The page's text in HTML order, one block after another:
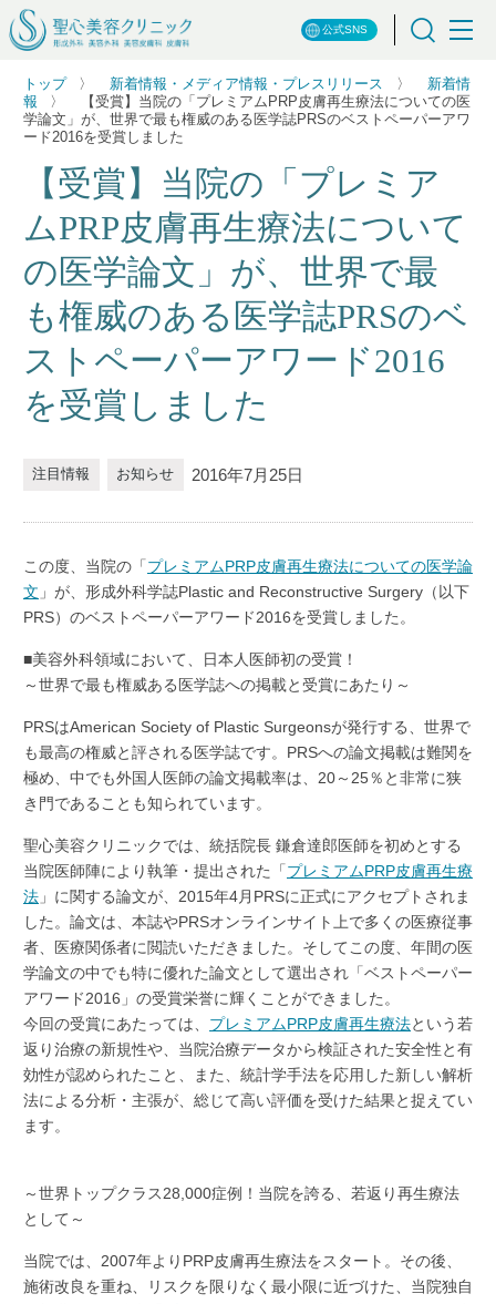
公式SNS
トップ 新着情報・メディア情報・プレスリリース
新着情
報
【受賞】当院の「プレミアムPRP皮膚再生療法についての医
学論文」が、世界で最も権威のある医学誌PRSのベストペーパーアワ
ード2016を受賞しました
【受賞】当院の「プレミア
ムPRP皮膚再生療法について
の医学論文」が、世界で最
も権威のある医学誌PRSのベ
ストペーパーアワード2016
を受賞しました
注目情報 お知らせ 2016年7月25日
この度、当院の「プレミアムPRP皮膚再生療法についての医学論
文 」が、形成外科学誌Plastic and Reconstructive Surgery（以下
PRS）のベストペーパーアワード2016を受賞しました。
■美容外科領域において、日本人医師初の受賞！
～世界で最も権威ある医学誌への掲載と受賞にあたり～
PRSはAmerican Society of Plastic Surgeonsが発行する、世界で
も最高の権威と評される医学誌です。PRSへの論文掲載は難関を
極め、中でも外国人医師の論文掲載率は、20～25％と非常に狭
き門であることも知られています。
聖心美容クリニックでは、統括院長 鎌倉達郎医師を初めとする
当院医師陣により執筆・提出された「プレミアムPRP皮膚再生療
法 」に関する論文が、2015年4月PRSに正式にアクセプトされま
した。論文は、本誌やPRSオンラインサイト上で多くの医療従事
者、医療関係者に閲読いただきました。そしてこの度、年間の医
学論文の中でも特に優れた論文として選出され「ベストペーパー
アワード2016」の受賞栄誉に輝くことができました。
今回の受賞にあたっては、 プレミアムPRP皮膚再生療法という若
返り治療の新規性や、当院治療データから検証された安全性と有
効性が認められたこと、また、統計学手法を応用した新しい解析
法による分析・主張が、総じて高い評価を受けた結果と捉えてい
ます。
～世界トップクラス28,000症例！当院を誇る、若返り再生療法
として～
当院では、2007年よりPRP皮膚再生療法をスタート。その後、
施術改良を重ね、リスクを限りなく最小限に近づけた、当院独自